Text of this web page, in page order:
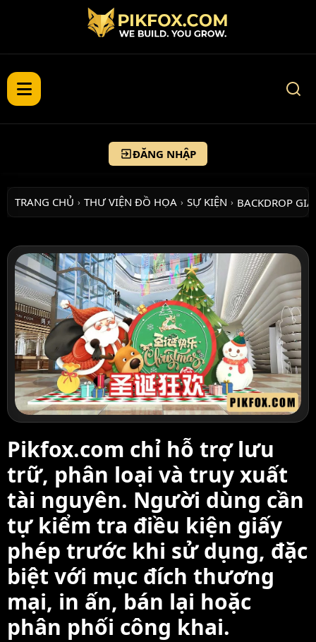
ĐĂNG NHẬP
TRANG CHỦ › THƯ VIỆN ĐỒ HỌA › SỰ KIỆN › BACKDROP
Pikfox.com chỉ hỗ trợ lưu
trữ, phân loại và truy xuất
tài nguyên. Người dùng cần
tự kiểm tra điều kiện giấy
phép trước khi sử dụng, đặc
biệt với mục đích thương
mại, in ấn, bán lại hoặc
phân phối công khai.